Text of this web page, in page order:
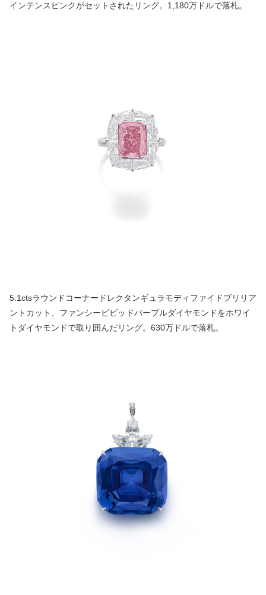
インテンスピンクがセットされたリング。1,180万ドルで落札。
5.1ctsラウンドコーナードレクタンギュラモディファイドブリリア
ントカット、ファンシービビッドパープルダイヤモンドをホワイ
トダイヤモンドで取り囲んだリング。630万ドルで落札。